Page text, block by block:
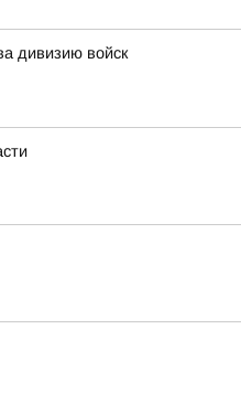
дивизию войск